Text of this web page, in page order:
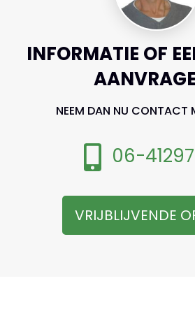
INFORMATIE OF
NEEM DAN NU CONTACT
06-
VRIJBLIJVENDE